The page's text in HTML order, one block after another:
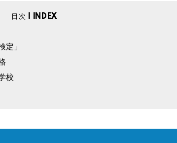
定」
校